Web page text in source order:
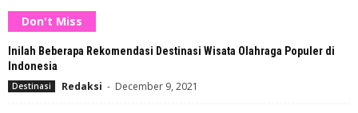
Don't Miss
Inilah Beberapa Rekomendasi Destinasi Wisata Olahraga Populer di
Indonesia
Destinasi Redaksi - December 9, 2021